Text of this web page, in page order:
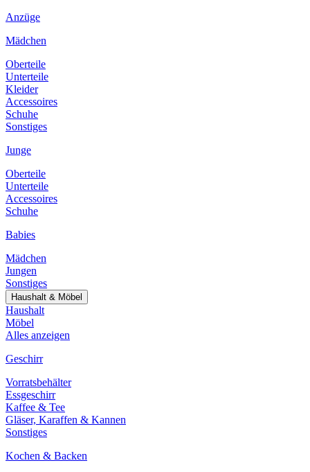
Anzüge
Mädchen
Oberteile
Unterteile
Kleider
Accessoires
Schuhe
Sonstiges
Junge
Oberteile
Unterteile
Accessoires
Schuhe
Babies
Mädchen
Jungen
Sonstiges
Haushalt & Möbel
Haushalt
Möbel
Alles anzeigen
Geschirr
Vorratsbehälter
Essgeschirr
Kaffee & Tee
Gläser, Karaffen & Kannen
Sonstiges
Kochen & Backen